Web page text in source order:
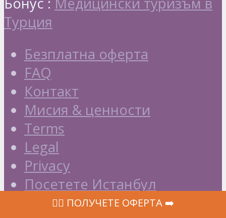
Турция
Безплатна оферта
FAQ
Контакт
Мисия & ценности
Terms
Legal
Privacy
Посетете Истанбул
Add your clinic
‍👩‍⚕ ПОЛУЧЕТЕ ОФЕРТА ➡️